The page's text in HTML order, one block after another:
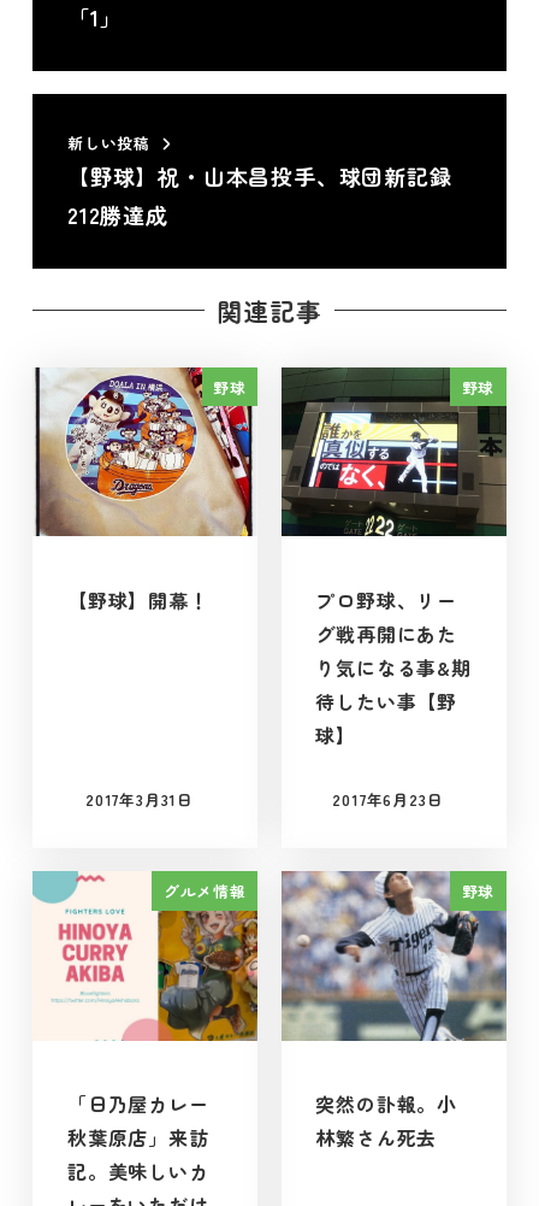
「1」
新しい投稿
【野球】祝・山本昌投手、球団新記録
212勝達成
関連記事
野球
【野球】開幕！
投稿日
2017年3月31日
野球
プロ野球、リー
グ戦再開にあた
り気になる事&期
待したい事【野
球】
投稿日
2017年6月23日
グルメ情報
「日乃屋カレー
秋葉原店」来訪
記。美味しいカ
野球
突然の訃報。小
林繁さん死去